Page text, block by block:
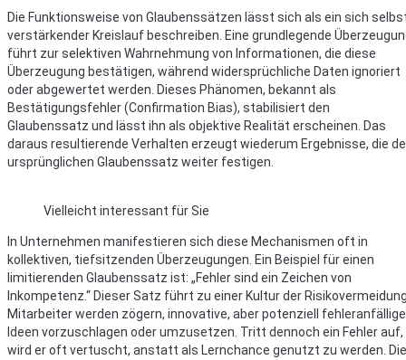
Die Funktionsweise von Glaubenssätzen lässt sich als ein sich
verstärkender Kreislauf beschreiben. Eine grundlegende
führt zur selektiven Wahrnehmung von Informationen, die diese
Überzeugung bestätigen, während widersprüchliche Daten ignoriert
oder abgewertet werden. Dieses Phänomen, bekannt als
Bestätigungsfehler (Confirmation Bias), stabilisiert den
Glaubenssatz und lässt ihn als objektive Realität erscheinen. Das
daraus resultierende Verhalten erzeugt wiederum Ergebnisse, die
ursprünglichen Glaubenssatz weiter festigen.
Vielleicht interessant für Sie
In Unternehmen manifestieren sich diese Mechanismen oft in
kollektiven, tiefsitzenden Überzeugungen. Ein Beispiel für einen
limitierenden Glaubenssatz ist: „Fehler sind ein Zeichen von
Inkompetenz.“ Dieser Satz führt zu einer Kultur der
Mitarbeiter werden zögern, innovative, aber potenziell fehleranfällige
Ideen vorzuschlagen oder umzusetzen. Tritt dennoch ein Fehler auf,
wird er oft vertuscht, anstatt als Lernchance genutzt zu werden. Die